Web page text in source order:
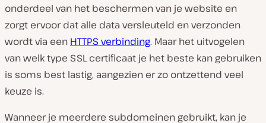
onderdeel van het beschermen van je website en
zorgt ervoor dat alle data versleuteld en verzonden
wordt via een HTTPS verbinding. Maar het uitvogelen
van welk type SSL certificaat je het beste kan gebruiken
is soms best lastig, aangezien er zo ontzettend veel
keuze is.
Wanneer je meerdere subdomeinen gebruikt, kan je